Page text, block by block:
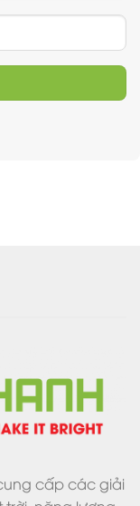
cung cấp các giải